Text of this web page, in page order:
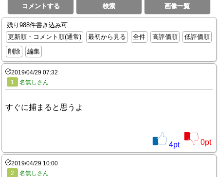
コメントする 検索 画像一覧
残り988件書き込み可
更新順・コメント順(通常)
最初から見る 全件 高評価順
低評価順
削除
編集
2019/04/29 07:32
1
名無しさん
すぐに捕まると思うよ
4pt 0pt
2019/04/29 10:00
2
名無しさん